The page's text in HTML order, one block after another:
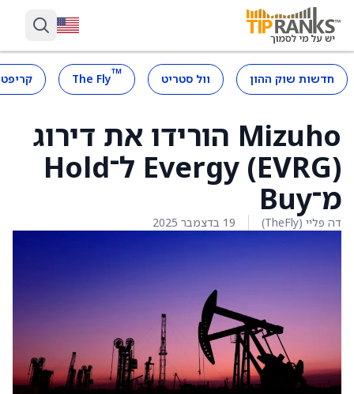
חדשות שוק ההון וול סטריט ™
The Fly
Mizuho הורידו את דירוג
Evergy (EVRG) ל־Hold
מ־Buy
דה פליי (TheFly) 19 בדצמבר 2025